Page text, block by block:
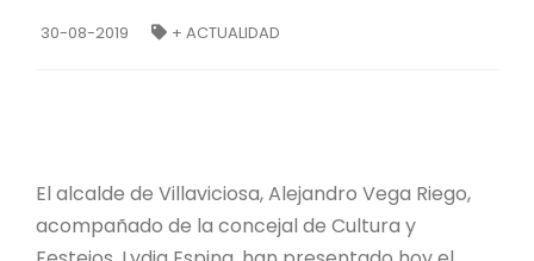
30-08-2019 + ACTUALIDAD
El alcalde de Villaviciosa, Alejandro Vega Riego,
acompañado de la concejal de Cultura y